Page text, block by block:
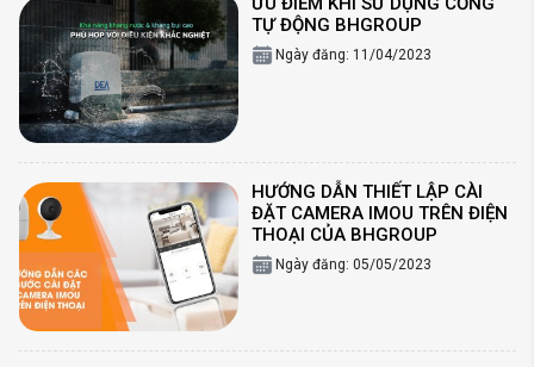
TỰ ĐỘNG BHGROUP
Ngày đăng: 11/04/2023
HƯỚNG DẪN THIẾT LẬP CÀI
ĐẶT CAMERA IMOU TRÊN ĐIỆN
THOẠI CỦA BHGROUP
Ngày đăng: 05/05/2023